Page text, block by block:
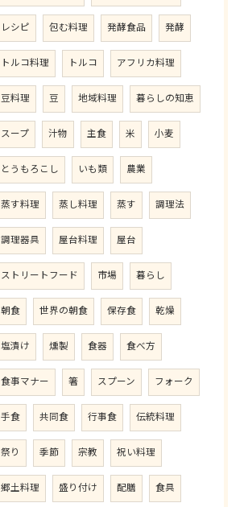
レシピ 包む料理 発酵食品 発酵
トルコ料理 トルコ アフリカ料理
豆料理 豆 地域料理 暮らしの知恵
スープ 汁物 主食 米 小麦
とうもろこし いも類 農業
蒸す料理 蒸し料理 蒸す 調理法
調理器具 屋台料理 屋台
ストリートフード 市場 暮らし
朝食 世界の朝食 保存食 乾燥
塩漬け 燻製 食器 食べ方
食事マナー 箸 スプーン フォーク
手食 共同食 行事食 伝統料理
祭り 季節 宗教 祝い料理
郷土料理 盛り付け 配膳 食具